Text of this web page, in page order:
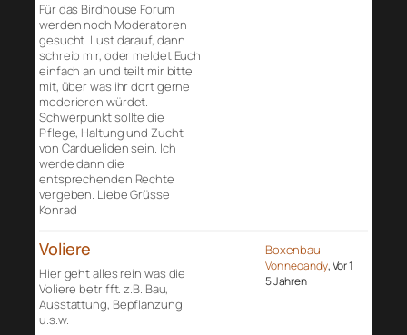
Für das Birdhouse Forum
werden noch Moderatoren
gesucht. Lust darauf, dann
schreib mir, oder meldet Euch
einfach an und teilt mir bitte
mit, über was ihr dort gerne
moderieren würdet.
Schwerpunkt sollte die
Pflege, Haltung und Zucht
von Cardueliden sein. Ich
werde dann die
entsprechenden Rechte
vergeben. Liebe Grüsse
Konrad
Voliere
Hier geht alles rein was die
Voliere betrifft. z.B. Bau,
Ausstattung, Bepflanzung
u.s.w.
Boxenbau
Von neoandy, Vor 1
5 Jahren